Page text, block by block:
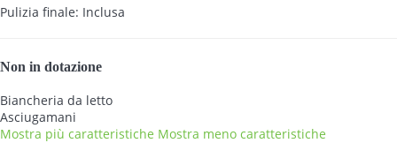
Pulizia finale: Inclusa
Non in dotazione
Biancheria da letto
Asciugamani
Mostra più caratteristiche Mostra meno caratteristiche